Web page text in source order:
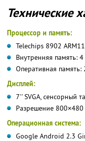
Технические
Процессор и память:
Telechips 8902
Внутренняя память: 4
Оперативная
Дисплей:
7'' SVGA, сенсорный
Разрешение
Операционная система:
Google Android 2.3